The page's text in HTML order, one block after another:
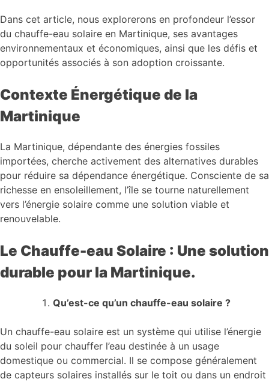
Dans cet article, nous explorerons en profondeur l’essor
du chauffe-eau solaire en Martinique, ses avantages
environnementaux et économiques, ainsi que les défis et
opportunités associés à son adoption croissante.
Contexte Énergétique de la
Martinique
La Martinique, dépendante des énergies fossiles
importées, cherche activement des alternatives durables
pour réduire sa dépendance énergétique. Consciente de sa
richesse en ensoleillement, l’île se tourne naturellement
vers l’énergie solaire comme une solution viable et
renouvelable.
Le Chauffe-eau Solaire : Une solution
durable pour la Martinique.
Qu’est-ce qu’un chauffe-eau solaire ?
Un chauffe-eau solaire est un système qui utilise l’énergie
du soleil pour chauffer l’eau destinée à un usage
domestique ou commercial. Il se compose généralement
de capteurs solaires installés sur le toit ou dans un endroit